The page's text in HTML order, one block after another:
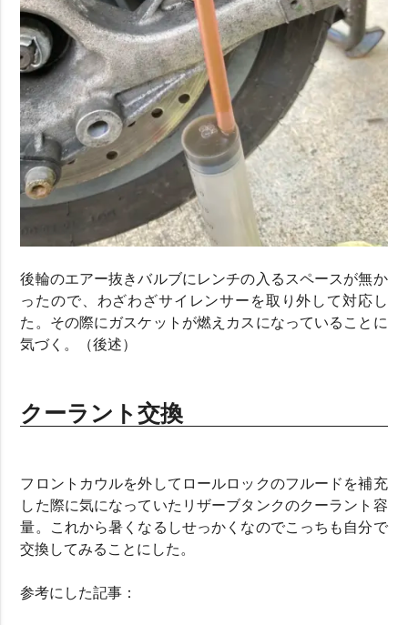
後輪のエアー抜きバルブにレンチの入るスペースが無か
ったので、わざわざサイレンサーを取り外して対応し
た。その際にガスケットが燃えカスになっていることに
気づく。（後述）
クーラント交換
フロントカウルを外してロールロックのフルードを補充
した際に気になっていたリザーブタンクのクーラント容
量。これから暑くなるしせっかくなのでこっちも自分で
交換してみることにした。
参考にした記事：